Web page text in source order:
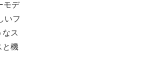
モデ
いフ
ス
と機